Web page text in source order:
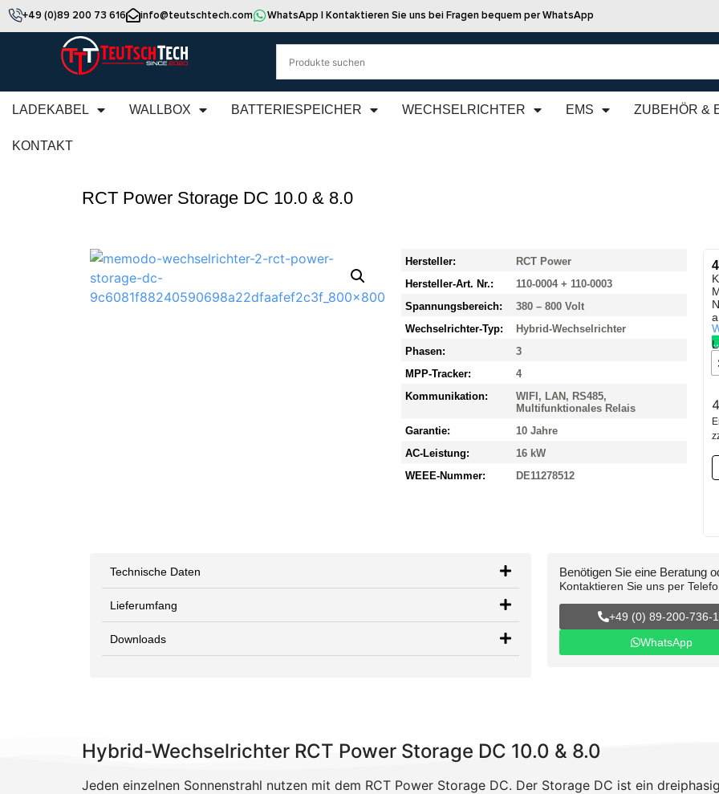
+49 (0)89 200 73 616 info@teutschtech.com WhatsApp | Kontaktieren Sie uns bei Fragen bequem per WhatsApp
LADEKABEL WALLBOX BATTERIESPEICHER WECHSELRICHTER EMS ZUBEHÖR &
KONTAKT
RCT Power Storage DC 10.0 & 8.0
Hersteller:
RCT Power
Hersteller-Art. Nr.:
110-0004 + 110-0003
Spannungsbereich:
380 – 800 Volt
Wechselrichter-Typ:
Hybrid-Wechselrichter
Phasen:
3
MPP-Tracker:
4
Kommunikation:
WIFI, LAN, RS485,
Multifunktionales Relais
Garantie:
10 Jahre
AC-Leistung:
16 kW
WEEE-Nummer:
DE11278512
Technische Daten
Lieferumfang
Downloads
Benötigen Sie eine Beratung
Kontaktieren Sie uns per
+49 (0) 89-200-736-
WhatsApp
Hybrid-Wechselrichter RCT Power Storage DC 10.0 & 8.0
Jeden einzelnen Sonnenstrahl nutzen mit dem RCT Power Storage DC. Der Storage DC ist ein